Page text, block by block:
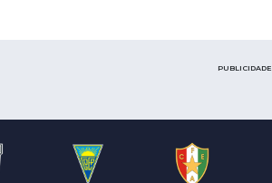
PUBLICIDADE